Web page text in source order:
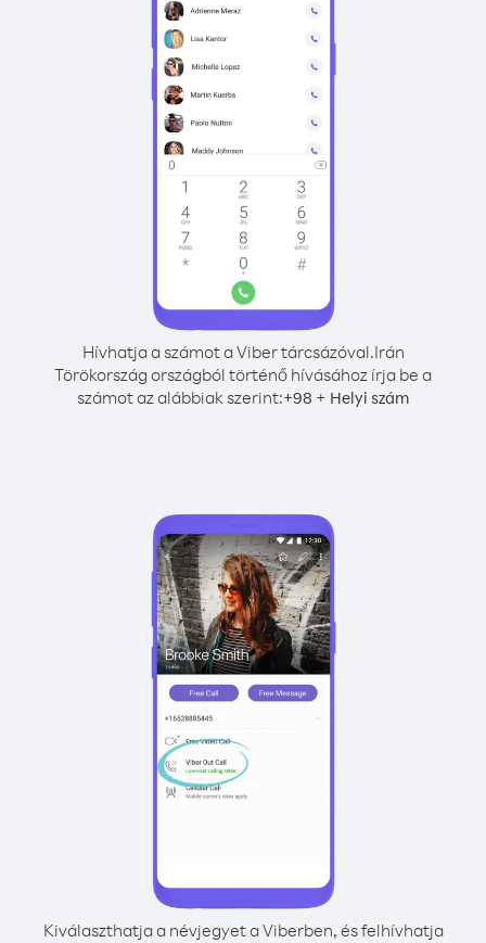
Hívhatja a számot a Viber tárcsázóval.Irán
Törökország országból történő hívásához írja be a
számot az alábbiak szerint:+98 + Helyi szám
Kiválaszthatja a névjegyet a Viberben, és felhívhatja